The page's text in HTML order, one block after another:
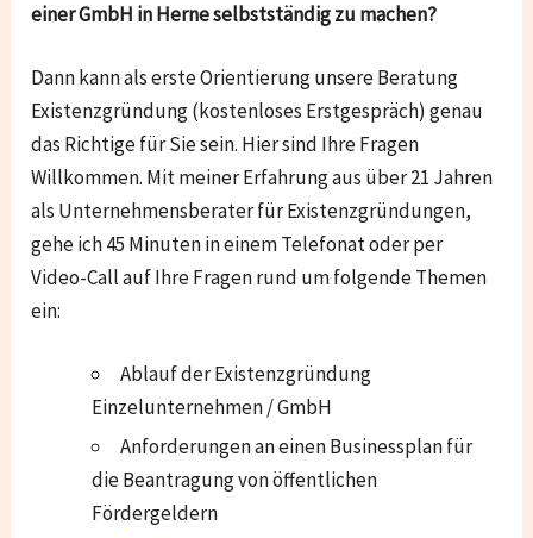
einer GmbH in Herne selbstständig zu machen?
Dann kann als erste Orientierung unsere Beratung
Existenzgründung (kostenloses Erstgespräch) genau
das Richtige für Sie sein. Hier sind Ihre Fragen
Willkommen. Mit meiner Erfahrung aus über 21 Jahren
als Unternehmensberater für Existenzgründungen,
gehe ich 45 Minuten in einem Telefonat oder per
Video-Call auf Ihre Fragen rund um folgende Themen
ein:
Ablauf der Existenzgründung
Einzelunternehmen / GmbH
Anforderungen an einen Businessplan für
die Beantragung von öffentlichen
Fördergeldern